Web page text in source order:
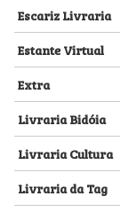
Escariz Livraria
Estante Virtual
Extra
Livraria Bidóia
Livraria Cultura
Livraria da Tag